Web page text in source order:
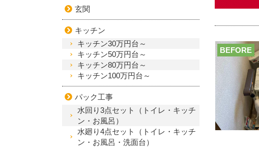
BEFORE
玄関
キッチン
キッチン30万円台～
キッチン50万円台～
キッチン80万円台～
キッチン100万円台～
パック工事
水回り3点セット（トイレ・キッチ
ン・お風呂）
水廻り4点セット（トイレ・キッチ
ン・お風呂・洗面台）